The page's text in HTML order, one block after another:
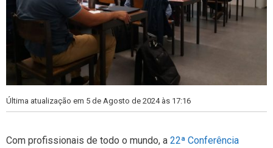
Última atualização em 5 de Agosto de 2024 às 17:16
Com profissionais de todo o mundo, a 22ª Conferência